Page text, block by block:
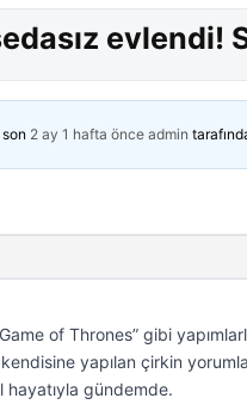
evlendi!
2 ay 1 hafta önce admin
of Thrones” gibi
yapılan çirkin
hayatıyla gündemde.